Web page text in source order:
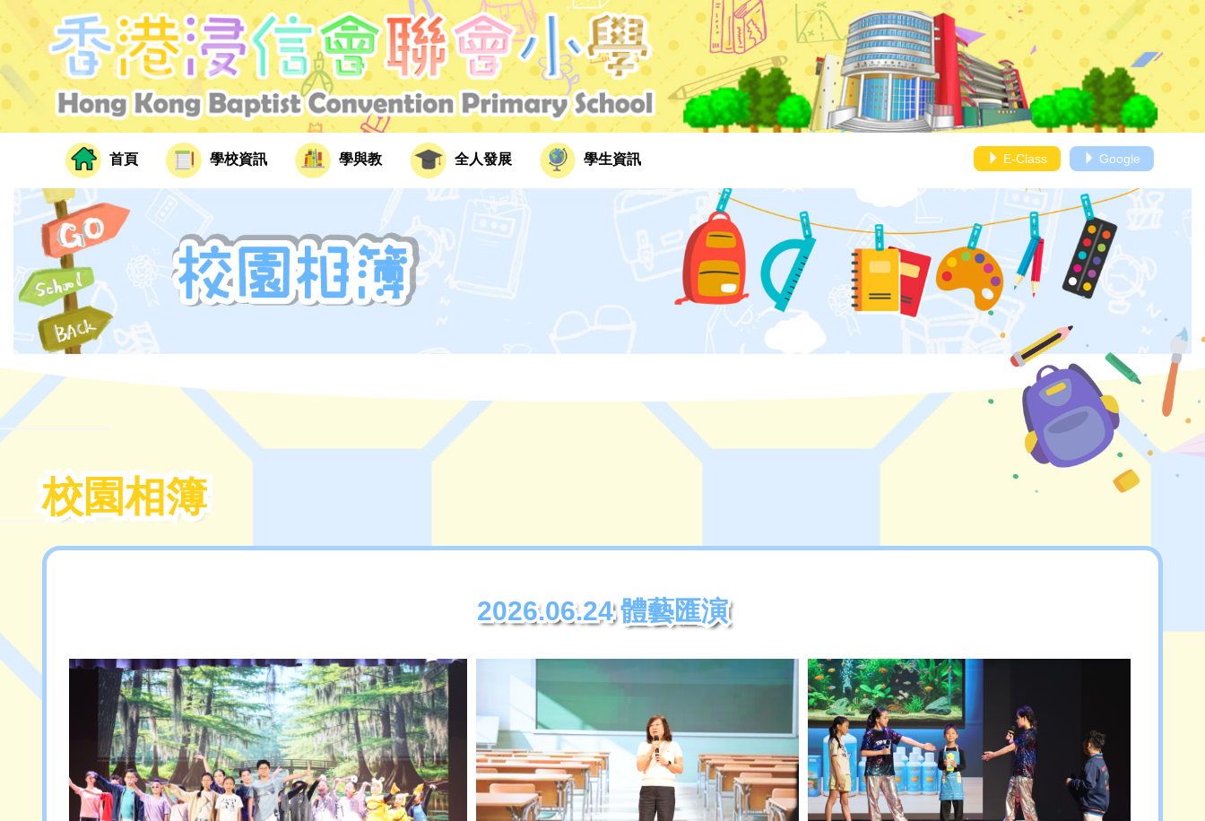
E-Class Google
首頁 學校資訊 學與教 全人發展 學生資訊
校園相簿
校園相簿
2026.06.24 體藝匯演
2026.06.24 體藝匯演